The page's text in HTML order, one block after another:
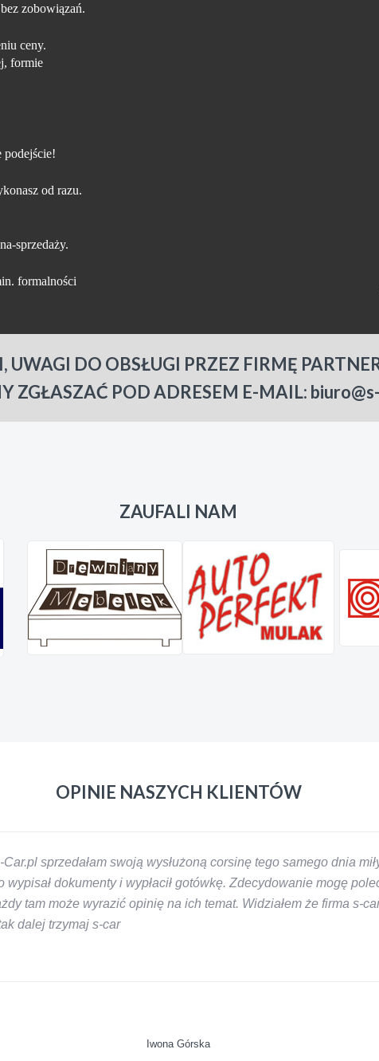
zobowiązań.
ceny.
formie
podejście!
od razu.
sprzedaży.
formalności
UWAGI DO OBSŁUGI PRZEZ FIRMĘ
ZGŁASZAĆ POD ADRESEM E-MAIL:
ZAUFALI NAM
OPINIE NASZYCH KLIENTÓW
sprzedałam swoją wysłużoną corsinę tego samego dnia
dokumenty i wypłacił gotówkę. Zdecydowanie mogę
tam może wyrazić opinię na ich temat. Widziałem że firma s-
dalej trzymaj s-car
Iwona Górska